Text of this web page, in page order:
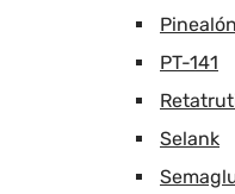
Pinealón
PT-141
Selank